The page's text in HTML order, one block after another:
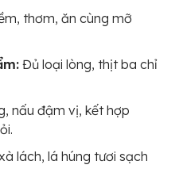
thơm, ăn cùng mỡ
Đủ loại lòng, thịt ba chỉ
nấu đậm vị, kết hợp
lách, lá húng tươi sạch